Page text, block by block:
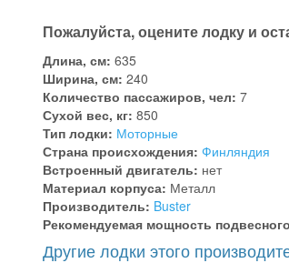
Пожалуйста, оцените лодку и
Длина, см: 635
Ширина, см: 240
Количество пассажиров, чел: 7
Сухой вес, кг: 850
Тип лодки: Моторные
Страна происхождения: Финляндия
Встроенный двигатель: нет
Материал корпуса: Металл
Производитель: Buster
Рекомендуемая мощность
Другие лодки этого